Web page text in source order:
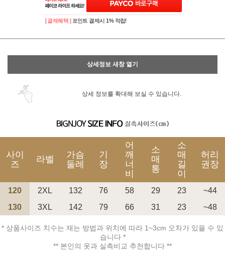
페이코 ID로 페
PAYCO 바로구매
[ 결제혜택 ] 포인트 결제시 1% 적립!
상세정보 새창 열기
상세 정보를 확대해 보실 수 있습니다.
사이
즈
라벨
가슴
둘레
기
장
어
깨
너
비
소
매
통
소
매
길
이
허리
권장
120 2XL 132 76 58 29 23
~44
130
3XL 142 79 66 31 23 ~48
* 상품사이즈 치수는 재는 방법과 위치에 따라 1~3cm 오차가 있을 수 있
습니다 *
** 본인의 옷과 실측비교 추천합니다 **